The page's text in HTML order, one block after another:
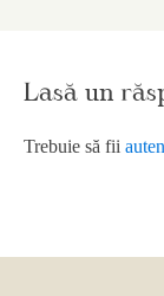
Lasă un
Trebuie să fii